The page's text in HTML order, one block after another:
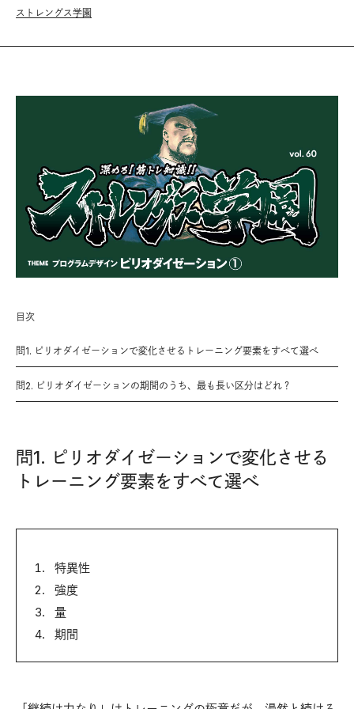
ストレングス学園
目次
問1. ピリオダイゼーションで変化させるトレーニング要素をすべて選べ
問2. ピリオダイゼーションの期間のうち、最も長い区分はどれ？
問1. ピリオダイゼーションで変化させる
トレーニング要素をすべて選べ
特異性
強度
量
期間